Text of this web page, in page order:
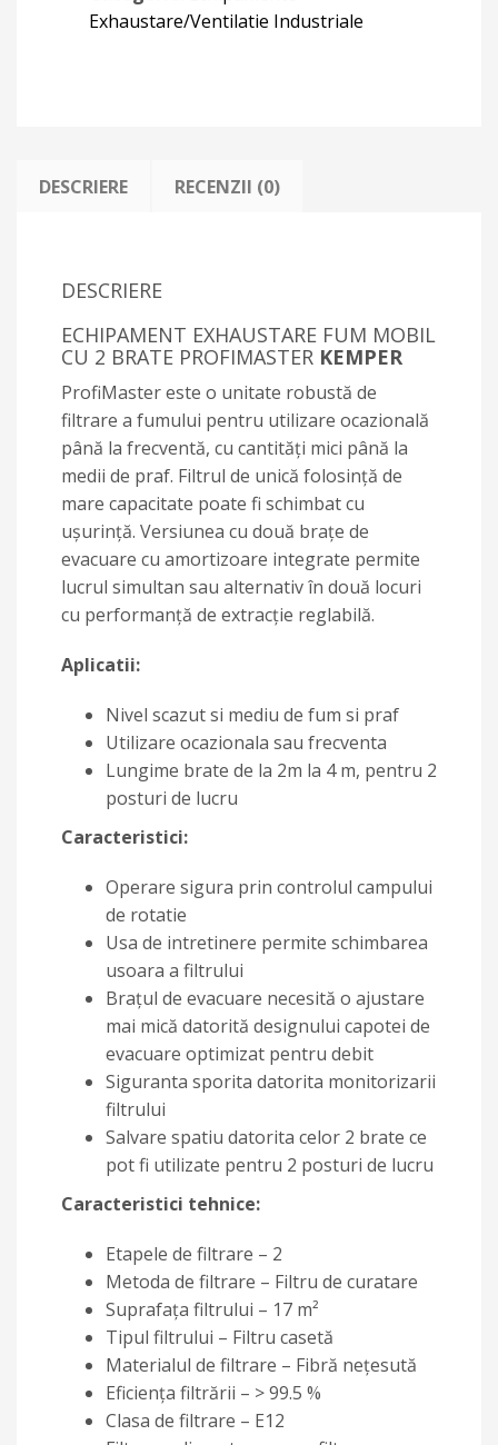
Exhaustare/Ventilatie Industriale
DESCRIERE RECENZII (0)
DESCRIERE
ECHIPAMENT EXHAUSTARE FUM MOBIL
CU 2 BRATE PROFIMASTER KEMPER
ProfiMaster este o unitate robustă de
filtrare a fumului pentru utilizare ocazională
până la frecventă, cu cantități mici până la
medii de praf. Filtrul de unică folosință de
mare capacitate poate fi schimbat cu
ușurință. Versiunea cu două brațe de
evacuare cu amortizoare integrate permite
lucrul simultan sau alternativ în două locuri
cu performanță de extracție reglabilă.
Aplicatii:
Nivel scazut si mediu de fum si praf
Utilizare ocazionala sau frecventa
Lungime brate de la 2m la 4 m, pentru 2
posturi de lucru
Caracteristici:
Operare sigura prin controlul campului
de rotatie
Usa de intretinere permite schimbarea
usoara a filtrului
Brațul de evacuare necesită o ajustare
mai mică datorită designului capotei de
evacuare optimizat pentru debit
Siguranta sporita datorita monitorizarii
filtrului
Salvare spatiu datorita celor 2 brate ce
pot fi utilizate pentru 2 posturi de lucru
Caracteristici tehnice:
Etapele de filtrare – 2
Metoda de filtrare – Filtru de curatare
Suprafața filtrului – 17 m²
Tipul filtrului – Filtru casetă
Materialul de filtrare – Fibră nețesută
Eficiența filtrării – > 99.5 %
Clasa de filtrare – E12